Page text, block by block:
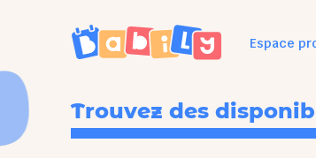
Espace
Trouvez des